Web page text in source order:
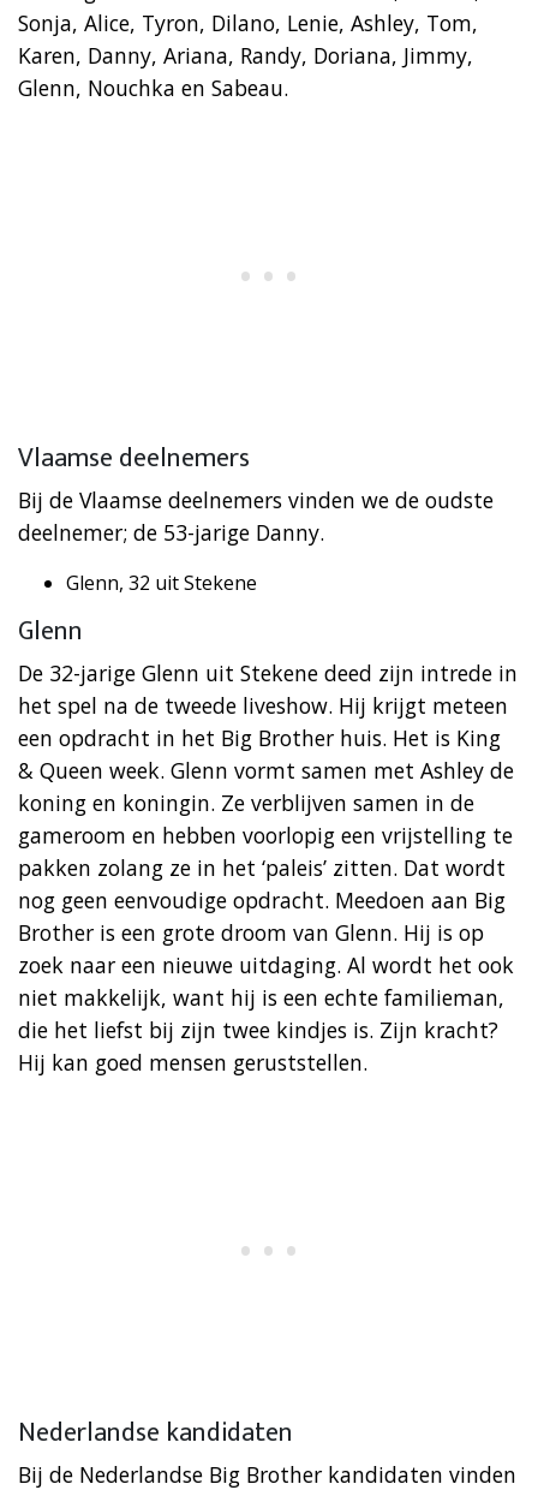
Sonja, Alice, Tyron, Dilano, Lenie, Ashley, Tom,
Karen, Danny, Ariana, Randy, Doriana, Jimmy,
Glenn, Nouchka en Sabeau.
Vlaamse deelnemers
Bij de Vlaamse deelnemers vinden we de oudste
deelnemer; de 53-jarige Danny.
Glenn, 32 uit Stekene
Glenn
De 32-jarige Glenn uit Stekene deed zijn intrede in
het spel na de tweede liveshow. Hij krijgt meteen
een opdracht in het Big Brother huis. Het is King
& Queen week. Glenn vormt samen met Ashley de
koning en koningin. Ze verblijven samen in de
gameroom en hebben voorlopig een vrijstelling te
pakken zolang ze in het ‘paleis’ zitten. Dat wordt
nog geen eenvoudige opdracht. Meedoen aan Big
Brother is een grote droom van Glenn. Hij is op
zoek naar een nieuwe uitdaging. Al wordt het ook
niet makkelijk, want hij is een echte familieman,
die het liefst bij zijn twee kindjes is. Zijn kracht?
Hij kan goed mensen geruststellen.
Nederlandse kandidaten
Bij de Nederlandse Big Brother kandidaten vinden